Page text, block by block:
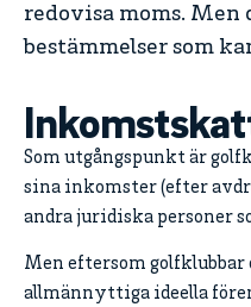
redovisa moms. Men
bestämmelser som
Som utgångspunkt är
sina inkomster (efter
andra juridiska personer
Men eftersom golfklubbar
allmännyttiga ideella